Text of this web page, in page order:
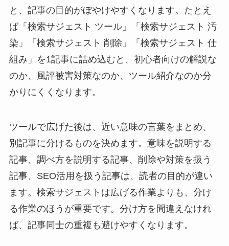
と、記事の目的がぼやけやすくなります。たとえ
ば「検索サジェスト ツール」「検索サジェスト 汚
染」「検索サジェスト 削除」「検索サジェスト 仕
組み」を1記事に詰め込むと、初心者向けの解説な
のか、風評被害対策なのか、ツール紹介なのか分
かりにくくなります。
ツールで広げた後は、近い意味の言葉をまとめ、
別記事に分けるものを決めます。意味を説明する
記事、調べ方を説明する記事、削除や対策を扱う
記事、SEO活用を扱う記事は、読者の目的が違い
ます。検索サジェストは広げる作業よりも、分け
る作業のほうが重要です。分け方を間違えなけれ
ば、記事同士の重複も避けやすくなります。